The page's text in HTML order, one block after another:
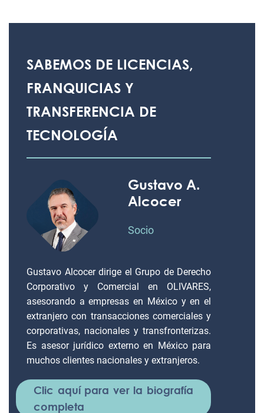
SABEMOS DE LICENCIAS,
FRANQUICIAS Y
TRANSFERENCIA DE
TECNOLOGÍA
Gustavo A.
Alcocer
Socio
Gustavo Alcocer dirige el Grupo de Derecho
Corporativo y Comercial en OLIVARES,
asesorando a empresas en México y en el
extranjero con transacciones comerciales y
corporativas, nacionales y transfronterizas.
Es asesor jurídico externo en México para
muchos clientes nacionales y extranjeros.
Clic aquí para ver la biografía
completa